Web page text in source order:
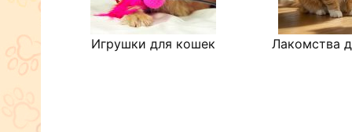
Игрушки для кошек Лакомства